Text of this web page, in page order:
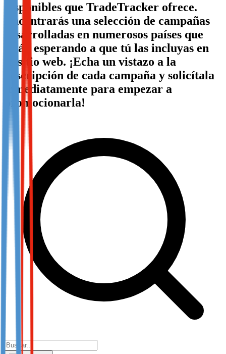
Not already our Publisher?
Sign up here
disponibles que TradeTracker ofrece.
Encontrarás una selección de campañas
desarrolladas en numerosos países que
están esperando a que tú las incluyas en
tu sitio web. ¡Echa un vistazo a la
descripción de cada campaña y solicítala
inmediatamente para empezar a
promocionarla!